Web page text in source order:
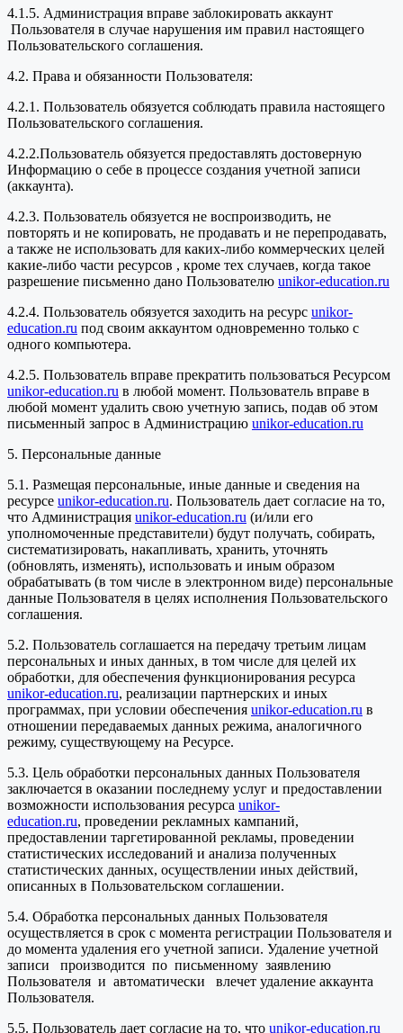
4.1.5. Администрация вправе заблокировать аккаунт
Пользователя в случае нарушения им правил настоящего
Пользовательского соглашения.
4.2. Права и обязанности Пользователя:
4.2.1. Пользователь обязуется соблюдать правила настоящего
Пользовательского соглашения.
4.2.2.Пользователь обязуется предоставлять достоверную
Информацию о себе в процессе создания учетной записи
(аккаунта).
4.2.3. Пользователь обязуется не воспроизводить, не
повторять и не копировать, не продавать и не перепродавать,
а также не использовать для каких-либо коммерческих целей
какие-либо части ресурсов , кроме тех случаев, когда такое
разрешение письменно дано Пользователю unikor-education.ru
4.2.4. Пользователь обязуется заходить на ресурс unikor-
education.ru под своим аккаунтом одновременно только с
одного компьютера.
4.2.5. Пользователь вправе прекратить пользоваться Ресурсом
unikor-education.ru в любой момент. Пользователь вправе в
любой момент удалить свою учетную запись, подав об этом
письменный запрос в Администрацию unikor-education.ru
5. Персональные данные
5.1. Размещая персональные, иные данные и сведения на
ресурсе unikor-education.ru. Пользователь дает согласие на то,
что Администрация unikor-education.ru (и/или его
уполномоченные представители) будут получать, собирать,
систематизировать, накапливать, хранить, уточнять
(обновлять, изменять), использовать и иным образом
обрабатывать (в том числе в электронном виде) персональные
данные Пользователя в целях исполнения Пользовательского
соглашения.
5.2. Пользователь соглашается на передачу третьим лицам
персональных и иных данных, в том числе для целей их
обработки, для обеспечения функционирования ресурса
unikor-education.ru, реализации партнерских и иных
программах, при условии обеспечения unikor-education.ru в
отношении передаваемых данных режима, аналогичного
режиму, существующему на Ресурсе.
5.3. Цель обработки персональных данных Пользователя
заключается в оказании последнему услуг и предоставлении
возможности использования ресурса unikor-
education.ru, проведении рекламных кампаний,
предоставлении таргетированной рекламы, проведении
статистических исследований и анализа полученных
статистических данных, осуществлении иных действий,
описанных в Пользовательском соглашении.
5.4. Обработка персональных данных Пользователя
осуществляется в срок с момента регистрации Пользователя и
до момента удаления его учетной записи. Удаление учетной
записи производится по письменному заявлению
Пользователя и автоматически влечет удаление аккаунта
Пользователя.
5.5. Пользователь дает согласие на то, что unikor-education.ru